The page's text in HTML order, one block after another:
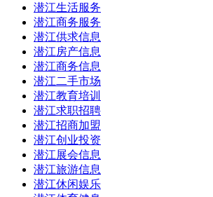
潜江生活服务
潜江商务服务
潜江供求信息
潜江房产信息
潜江商务信息
潜江二手市场
潜江教育培训
潜江求职招聘
潜江招商加盟
潜江创业投资
潜江展会信息
潜江旅游信息
潜江休闲娱乐